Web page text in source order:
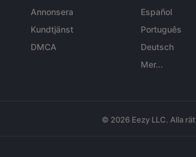
Annonsera
Kundtjänst
DMCA
Español
Português
Deutsch
Mer...
© 2026 Eezy LLC. Alla